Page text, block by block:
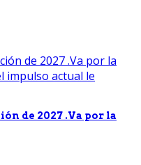
de 2027 .Va por la